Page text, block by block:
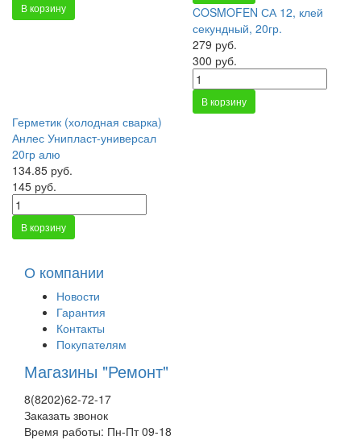
В корзину
COSMOFEN СА 12, клей
секундный, 20гр.
279 руб.
300 руб.
В корзину
Герметик (холодная сварка)
Анлес Унипласт-универсал
20гр алю
134.85 руб.
145 руб.
В корзину
О компании
Новости
Гарантия
Контакты
Покупателям
Магазины "Ремонт"
8(8202)62-72-17
Заказать звонок
Время работы: Пн-Пт 09-18